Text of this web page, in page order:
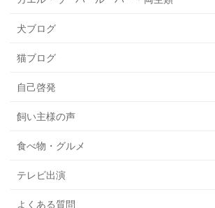
犬ブログ
猫ブログ
自己啓発
飼い主様の声
食べ物・グルメ
テレビ出演
よくある質問